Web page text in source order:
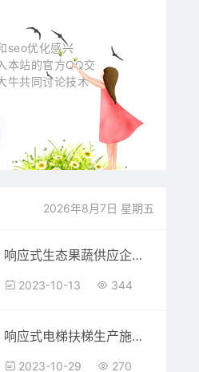
seo优化感兴
本站的官方QQ交
牛共同讨论技术
2026年8月7日 星期五
响应式生态果蔬供应企业pbootcms模板
2023-10-13 344
响应式电梯扶梯生产施工工程企业pbootcms模板
2023-10-29 270